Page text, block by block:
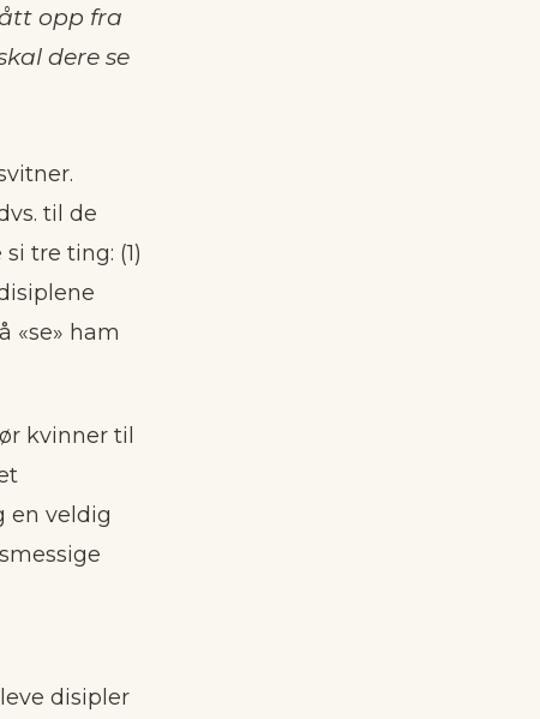
opp fra
dere se
til de
tre ting: (1)
«se» ham
kvinner til
en veldig
disipler